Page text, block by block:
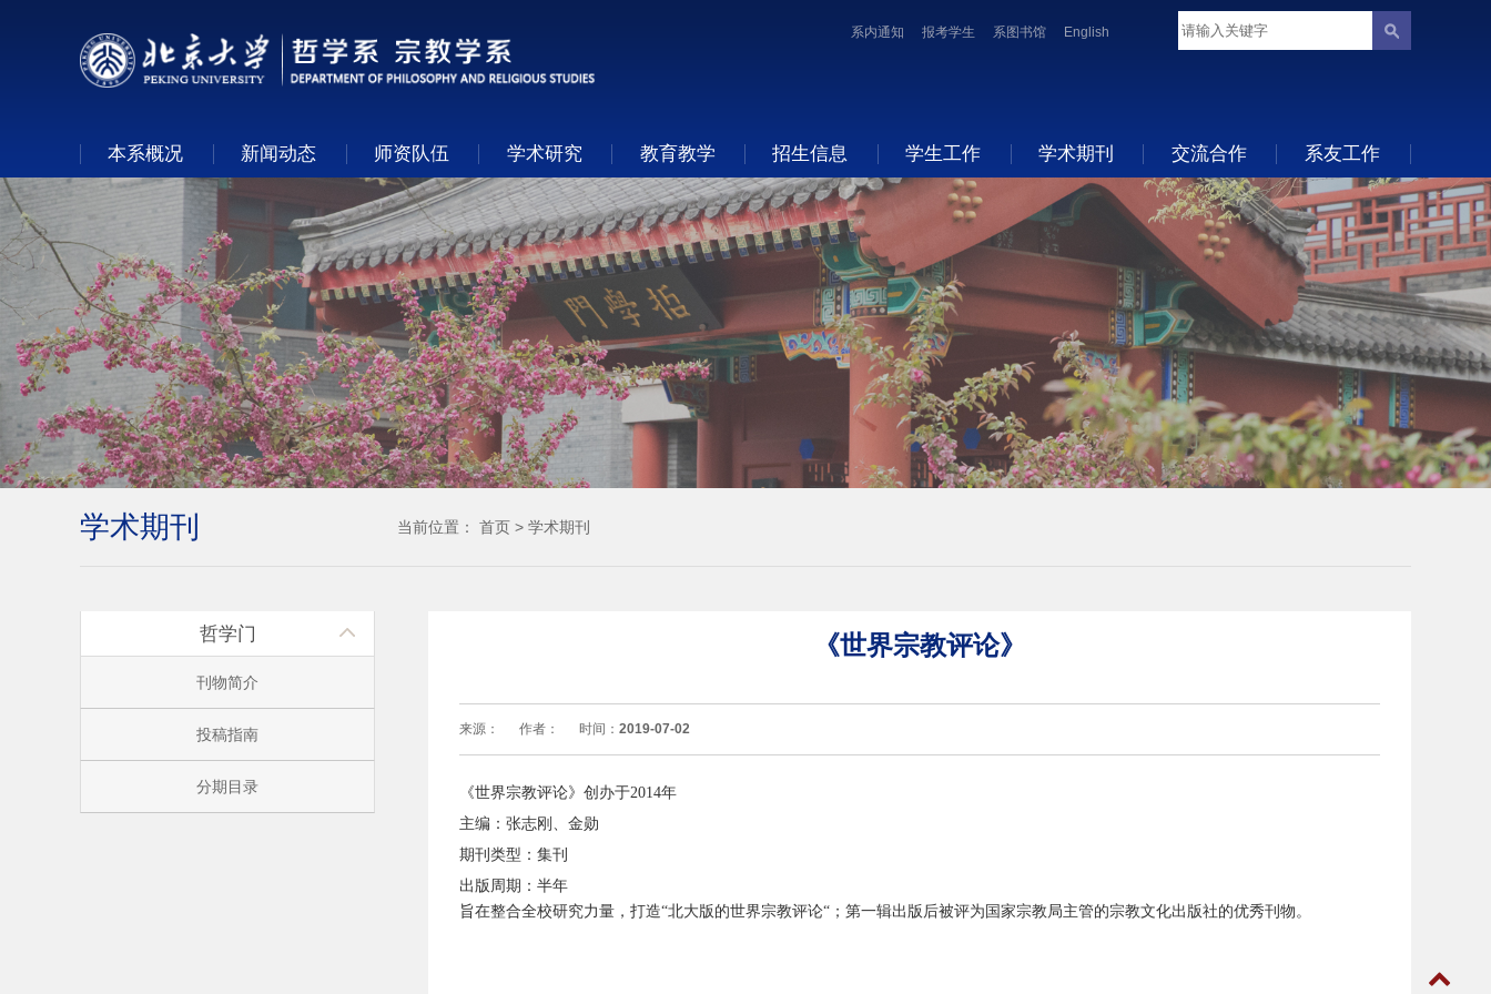
English
系图书馆
报考学生
系内通知
本系概况 新闻动态 师资队伍 学术研究 教育教学 招生信息 学生工作 学术期刊 交流合作 系友工作
学术期刊 当前位置： 首页 > 学术期刊
哲学门
刊物简介
投稿指南
分期目录
《世界宗教评论》
来源： 作者： 时间： 2019-07-02
《世界宗教评论》创办于2014年
主编：张志刚、金勋
期刊类型：集刊
出版周期：半年
旨在整合全校研究力量，打造“北大版的世界宗教评论“；第一辑出版后被评为国家宗教局主管的宗教文化出版社的优秀刊物。